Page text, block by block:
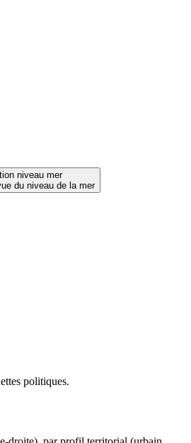
niveau mer
du niveau de la mer
politiques.